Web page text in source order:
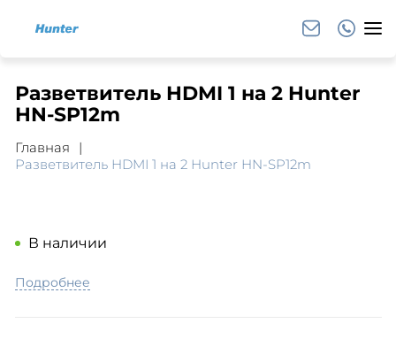
Разветвитель HDMI 1 на 2 Hunter
HN-SP12m
Главная
Разветвитель HDMI 1 на 2 Hunter HN-SP12m
В наличии
Подробнее